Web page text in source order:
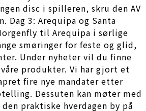
disc i spilleren, skru den AV
Dag 3: Arequipa og Santa
til Arequipa i sørlige
smøringer for feste og glid,
Under nyheter vil du finne
produkter. Vi har gjort et
fire nye mandater etter
Dessuten kan møter med
praktiske hverdagen by på